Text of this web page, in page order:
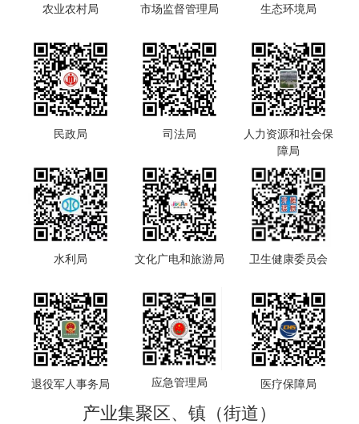
农业农村局 市场监督管理局 生态环境局
民政局 司法局
人力资源和社会保
障局
水利局 文化广电和旅游局 卫生健康委员会
退役军人事务局 应急管理局 医疗保障局
产业集聚区、镇（街道）